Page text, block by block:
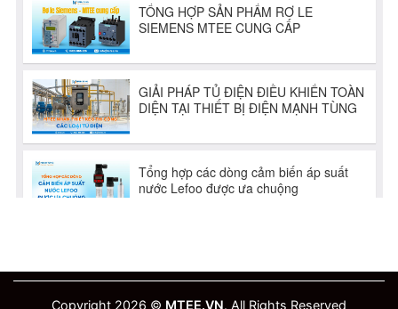
Copyright 2026 © MTEE.VN. All Rights Reserved